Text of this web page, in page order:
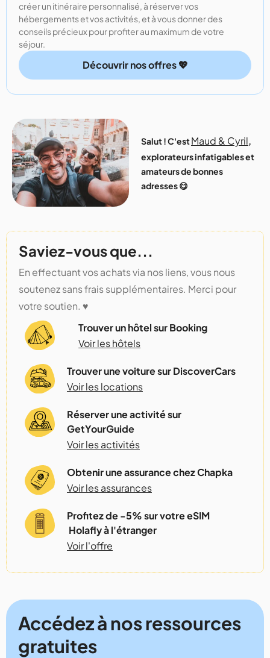
créer un itinéraire personnalisé, à réserver vos
hébergements et vos activités, et à vous donner des
conseils précieux pour profiter au maximum de votre
séjour.
Découvrir nos offres 💖
Salut ! C'estMaud & Cyril,
explorateurs infatigables et
amateurs de bonnes
adresses 😋
Saviez-vous que...
En effectuant vos achats via nos liens, vous nous
soutenez sans frais supplémentaires. Merci pour
votre soutien. ♥️
Trouver un hôtel sur Booking
Voir les hôtels
Trouver une voiture sur DiscoverCars
Voir les locations
Réserver une activité sur
GetYourGuide
Voir les activités
Obtenir une assurance chez Chapka
Voir les assurances
Profitez de -5% sur votre eSIM
Holafly à l'étranger
Voir l'offre
Accédez à nos ressources
gratuites